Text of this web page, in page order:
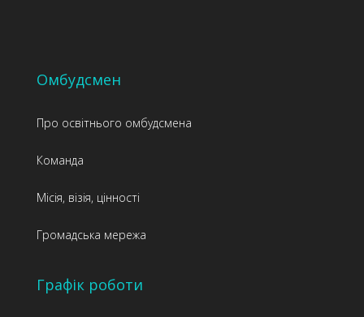
Омбудсмен
Про освітнього омбудсмена
Команда
Місія, візія, цінності
Громадська мережа
Графік роботи